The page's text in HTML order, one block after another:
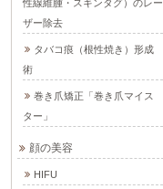
性線維腫・スキンタグ）のレー
ザー除去
タバコ痕（根性焼き）形成
術
巻き爪矯正「巻き爪マイス
ター」
顔の美容
HIFU